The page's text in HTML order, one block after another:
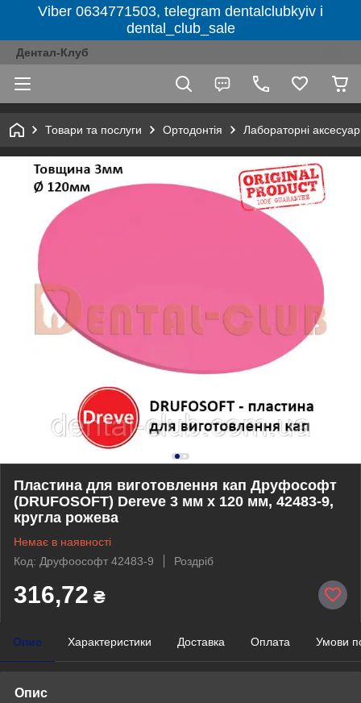
Viber 0634771503, telegram dentalclubkyiv і
dental_club_sale
Дентал-Клуб
Товари та послуги Ортодонтія Лабораторні
Пластина для виготовлення кап Друфософт
(DRUFOSOFT) Dereve 3 мм х 120 мм, 42483-9,
кругла рожева
Немає в наявності
Код: Друфоософт 42483-9
Роздріб
316,72 ₴
Опис Характеристики Доставка Оплата Умови
Опис